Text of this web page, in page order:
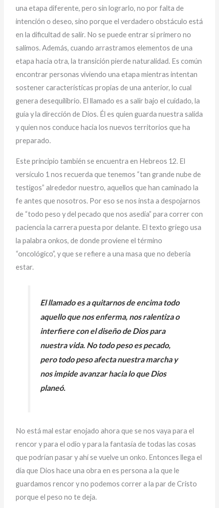
una etapa diferente, pero sin lograrlo, no por falta de
intención o deseo, sino porque el verdadero obstáculo está
en la dificultad de salir. No se puede entrar si primero no
salimos. Además, cuando arrastramos elementos de una
etapa hacia otra, la transición pierde naturalidad. Es común
encontrar personas viviendo una etapa mientras intentan
sostener características propias de una anterior, lo cual
genera desequilibrio. El llamado es a salir bajo el cuidado, la
guía y la dirección de Dios. Él es quien guarda nuestra salida
y quien nos conduce hacia los nuevos territorios que ha
preparado.
Este principio también se encuentra en Hebreos 12. El
versículo 1 nos recuerda que tenemos “tan grande nube de
testigos” alrededor nuestro, aquellos que han caminado la
fe antes que nosotros. Por eso se nos insta a despojarnos
de “todo peso y del pecado que nos asedia” para correr con
paciencia la carrera puesta por delante. El texto griego usa
la palabra onkos, de donde proviene el término
“oncológico”, y que se refiere a una masa que no debería
estar.
El llamado es a quitarnos de encima todo
aquello que nos enferma, nos ralentiza o
interfiere con el diseño de Dios para
nuestra vida. No todo peso es pecado,
pero todo peso afecta nuestra marcha y
nos impide avanzar hacia lo que Dios
planeó.
No está mal estar enojado ahora que se nos vaya para el
rencor y para el odio y para la fantasía de todas las cosas
que podrían pasar y ahí se vuelve un onko. Entonces llega el
día que Dios hace una obra en es persona a la que le
guardamos rencor y no podemos correr a la par de Cristo
porque el peso no te deja.